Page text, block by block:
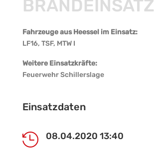
BRANDEINSATZ
Fahrzeuge aus Heessel im Einsatz:
LF16, TSF, MTW I
Weitere Einsatzkräfte:
Feuerwehr Schillerslage
Einsatzdaten
 08.04.2020 13:40